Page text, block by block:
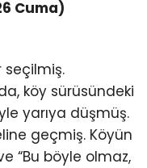
Cuma)
seçilmiş.
köy sürüsündeki
yarıya düşmüş.
geçmiş. Köyün
“Bu böyle olmaz,